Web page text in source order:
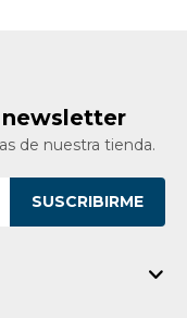
newsletter
de nuestra tienda.
SUSCRIBIRME